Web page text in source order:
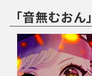
「音無むお